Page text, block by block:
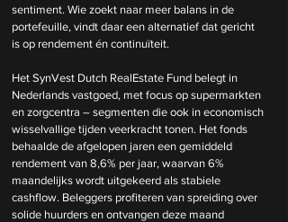
sentiment. Wie zoekt naar meer balans in de
portefeuille, vindt daar een alternatief dat gericht
is op rendement én continuïteit.
Het SynVest Dutch RealEstate Fund belegt in
Nederlands vastgoed, met focus op supermarkten
en zorgcentra – segmenten die ook in economisch
wisselvallige tijden veerkracht tonen. Het fonds
behaalde de afgelopen jaren een gemiddeld
rendement van 8,6% per jaar, waarvan 6%
maandelijks wordt uitgekeerd als stabiele
cashflow. Beleggers profiteren van spreiding over
solide huurders en ontvangen deze maand